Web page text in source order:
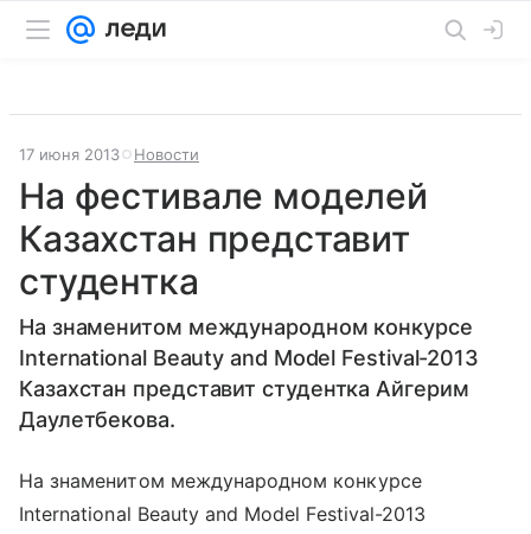
17 июня 2013 Новости
На фестивале моделей
Казахстан представит
студентка
На знаменитом международном конкурсе
International Beauty and Model Festival-2013
Казахстан представит студентка Айгерим
Даулетбекова.
На знаменитом международном конкурсе
International Beauty and Model Festival-2013